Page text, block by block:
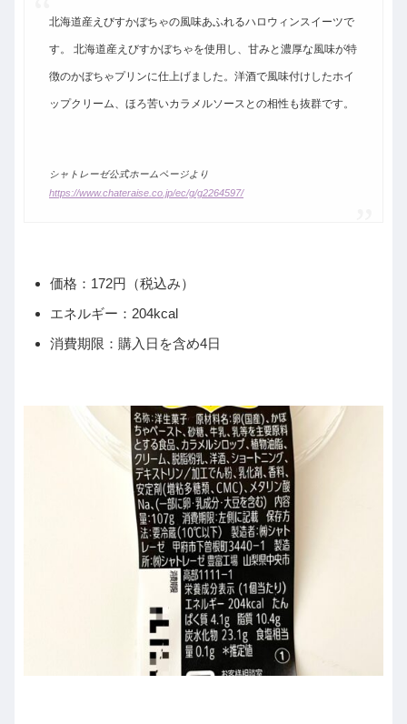
北海道産えびすかぼちゃの風味あふれるハロウィンスイーツで
す。 北海道産えびすかぼちゃを使用し、甘みと濃厚な風味が特
徴のかぼちゃプリンに仕上げました。洋酒で風味付けしたホイ
ップクリーム、ほろ苦いカラメルソースとの相性も抜群です。
シャトレーゼ公式ホームページより
https://www.chateraise.co.jp/ec/g/g2264597/
価格：172円（税込み）
エネルギー：204kcal
消費期限：購入日を含め4日